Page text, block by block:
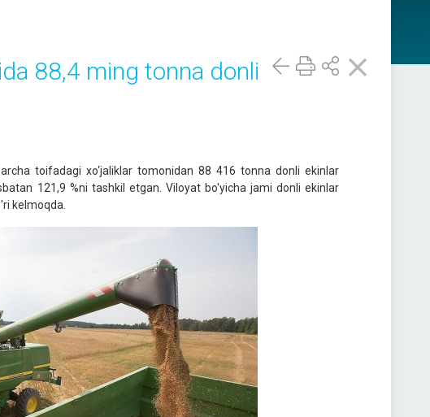
88,4 ming tonna donli
toifadagi xo‘jaliklar tomonidan 88 416 tonna donli ekinlar
121,9 %ni tashkil etgan. Viloyat bo'yicha jami donli ekinlar
kelmoqda.